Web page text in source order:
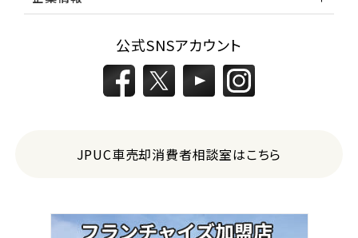
公式SNSアカウント
JPUC車売却消費者相談室はこちら